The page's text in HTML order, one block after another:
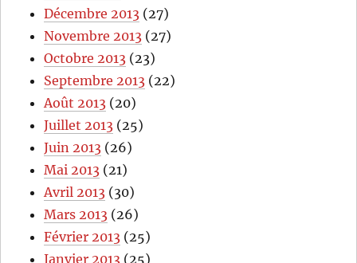
Décembre 2013 (27)
Novembre 2013 (27)
Octobre 2013 (23)
Septembre 2013 (22)
Août 2013 (20)
Juillet 2013 (25)
Juin 2013 (26)
Mai 2013 (21)
Avril 2013 (30)
Mars 2013 (26)
Février 2013 (25)
Janvier 2013 (25)